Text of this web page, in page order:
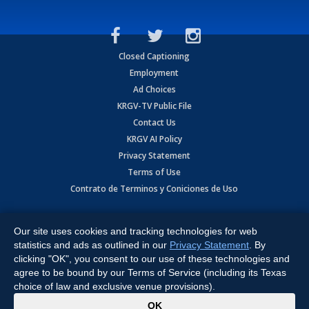
Closed Captioning
Employment
Ad Choices
KRGV-TV Public File
Contact Us
KRGV AI Policy
Privacy Statement
Terms of Use
Contrato de Terminos y Coniciones de Uso
Expressway, Weslaco, TX 78596.
All Rights Reserved. Powered by:Ruby Shore Software
Our site uses cookies and tracking technologies for web
statistics and ads as outlined in our Privacy Statement . By
clicking "OK", you consent to our use of these technologies and
agree to be bound by our Terms of Service (including its Texas
choice of law and exclusive venue provisions).
OK